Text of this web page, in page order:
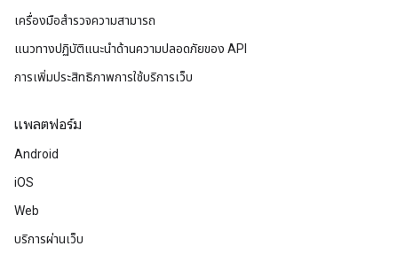
เครื่องมือสำรวจความสามารถ
แนวทางปฏิบัติแนะนําด้านความปลอดภัยของ API
การเพิ่มประสิทธิภาพการใช้บริการเว็บ
แพลตฟอร์ม
Android
iOS
Web
บริการผ่านเว็บ